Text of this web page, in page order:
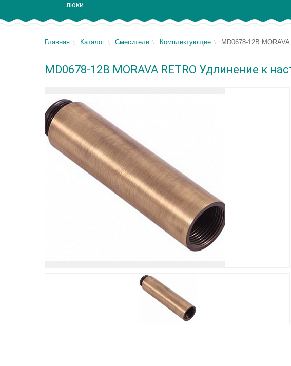
люки
Главная Каталог Смесители Комплектующие MD0678-12B
MD0678-12B MORAVA RETRO Удлинение к